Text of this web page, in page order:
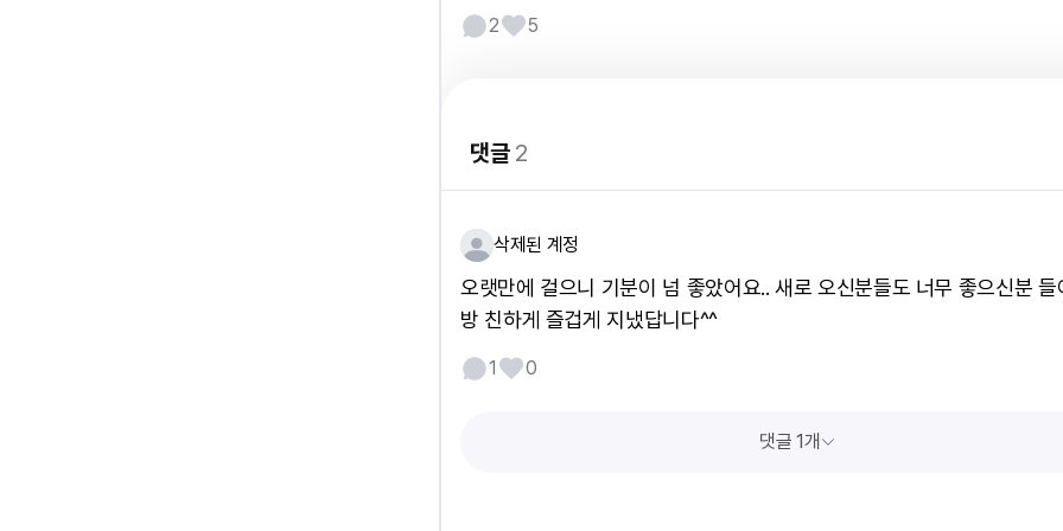
2 5
댓글2
삭제된 계정
오랫만에 걸으니 기분이 넘 좋았어요.. 새로 오신분들도 너무 좋으신분 들
방 친하게 즐겁게 지냈답니다^^
1 0
댓글 1개